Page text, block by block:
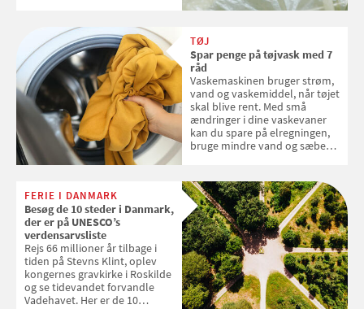
TØJ
Spar penge på tøjvask med 7
råd
Vaskemaskinen bruger strøm,
vand og vaskemiddel, når tøjet
skal blive rent. Med små
ændringer i dine vaskevaner
kan du spare på elregningen,
bruge mindre vand og sæbe
enkle råd til at spare penge på
tøjvasken
FERIE I DANMARK
Besøg de 10 steder i Danmark,
der er på UNESCO’s
verdensarvsliste
Rejs 66 millioner år tilbage i
tiden på Stevns Klint, oplev
kongernes gravkirke i Roskilde
og se tidevandet forvandle
Vadehavet. Her er de 10